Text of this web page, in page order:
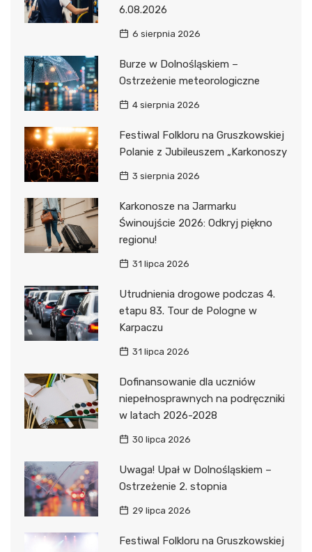
6.08.2026
6 sierpnia 2026
Burze w Dolnośląskiem –
Ostrzeżenie meteorologiczne
4 sierpnia 2026
Festiwal Folkloru na Gruszkowskiej
Polanie z Jubileuszem „Karkonoszy
3 sierpnia 2026
Karkonosze na Jarmarku
Świnoujście 2026: Odkryj piękno
regionu!
31 lipca 2026
Utrudnienia drogowe podczas 4.
etapu 83. Tour de Pologne w
Karpaczu
31 lipca 2026
Dofinansowanie dla uczniów
niepełnosprawnych na podręczniki
w latach 2026-2028
30 lipca 2026
Uwaga! Upał w Dolnośląskiem –
Ostrzeżenie 2. stopnia
29 lipca 2026
Festiwal Folkloru na Gruszkowskiej